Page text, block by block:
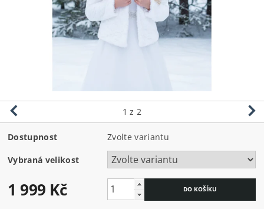
1 z 2
Dostupnost Zvolte variantu
Vybraná velikost
1 999 Kč